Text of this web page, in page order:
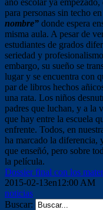
para personas sin techo
nombre” donde espera
misma aula. A pesar de
estudiantes de grados
seriedad y
embargo, su sueño se
lugar y se encuentra con
par de libros hechos
una rata. Los niños
padres que luchan, y a la
que hay entre la escuela
enfrente. Todos, en
ha marcado la diferencia,
que enseñó, pero sobre
la película.
Dossier final con los
2015-02-13en12:00 AM
noticias
Buscar: